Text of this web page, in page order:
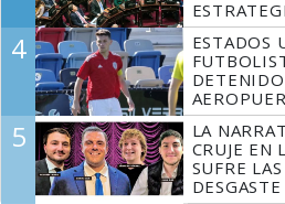
4
ESTADOS
5
LA
CRUJE EN
SUFRE
DESGASTE